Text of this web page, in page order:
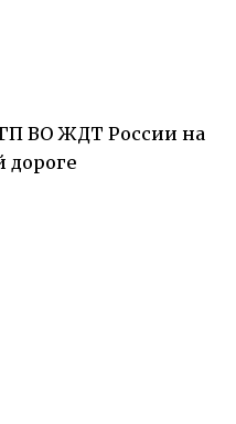
ВО ЖДТ России на
дороге